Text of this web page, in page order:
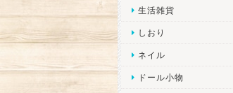
生活雑貨
しおり
ネイル
ドール小物